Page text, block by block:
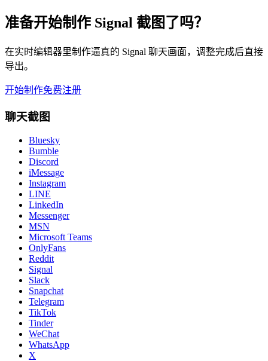
准备开始制作 Signal 截图了吗？
在实时编辑器里制作逼真的 Signal 聊天画面，调整完成后直接
导出。
开始制作免费注册
聊天截图
Bluesky
Bumble
Discord
iMessage
Instagram
LINE
LinkedIn
Messenger
MSN
Microsoft Teams
OnlyFans
Reddit
Signal
Slack
Snapchat
Telegram
TikTok
Tinder
WeChat
WhatsApp
X